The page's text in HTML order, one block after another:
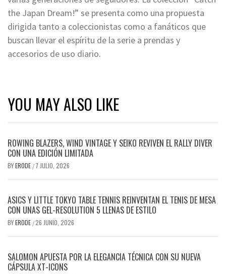
the Japan Dream!” se presenta como una propuesta
dirigida tanto a coleccionistas como a fanáticos que
buscan llevar el espíritu de la serie a prendas y
accesorios de uso diario.
YOU MAY ALSO LIKE
ROWING BLAZERS, WIND VINTAGE Y SEIKO REVIVEN EL RALLY DIVER
CON UNA EDICIÓN LIMITADA
BYERODE / 7 JULIO, 2026
ASICS Y LITTLE TOKYO TABLE TENNIS REINVENTAN EL TENIS DE MESA
CON UNAS GEL-RESOLUTION 5 LLENAS DE ESTILO
BYERODE /26 JUNIO, 2026
SALOMON APUESTA POR LA ELEGANCIA TÉCNICA CON SU NUEVA
CÁPSULA XT-ICONS